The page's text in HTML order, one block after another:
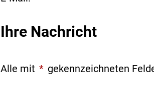
Ihre Nachricht
Alle mit * gekennzeichneten